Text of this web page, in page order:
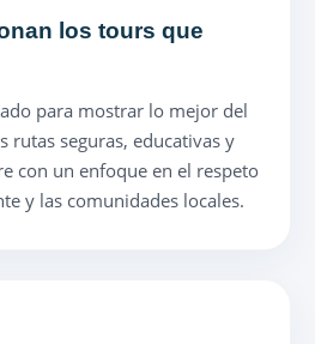
los tours que
para mostrar lo mejor del
rutas seguras, educativas y
con un enfoque en el respeto
y las comunidades locales.